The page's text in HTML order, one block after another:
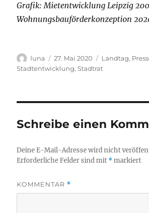
Grafik: Mietentwicklung Leipzig
Wohnungsbauförderkonzeption
Autor
luna
Veröffentlicht
am
27. Mai 2020 Kategorien
Landtag,
Stadtentwicklung,Stadtrat
Schreibe einen
Deine E-Mail-Adresse wird nicht
Erforderliche Felder sind mit *markiert
KOMMENTAR *